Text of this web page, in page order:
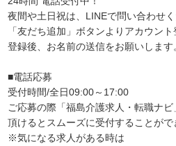
夜間や土日祝は、LINEで問い合わせく
「友だち追加」ボタンよりアカウント
登録後、お名前の送信をお願いします
■電話応募
受付時間/全日09:00～17:00
ご応募の際「福島介護求人・転職ナビ
頂けるとスムーズに受付することがで
※気になる求人がある時は